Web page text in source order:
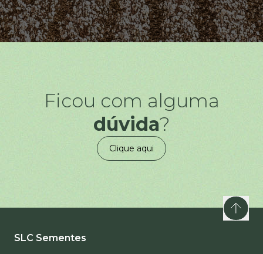
Ficou com alguma
dúvida?
Clique aqui
SLC Sementes